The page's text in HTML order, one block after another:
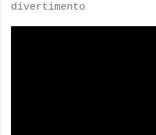
divertimento